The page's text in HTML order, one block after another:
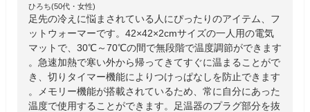
ひろち(50代・女性)
足先の冷えに悩まされている人にぴったりのアイテム、フ
ットウォーマーです。42×42×2cmサイズの一人用の電気
マットで、30℃～70℃の間で無段階で温度調節ができます
。急速加熱で寒い外から帰ってきてすぐに温まることがで
き、切りタイマー機能によりつけっぱなしを防止できます
。メモリー機能が搭載されているため、常に自分にあった
温度で使用することができます。足温器のプラグ部分を抜